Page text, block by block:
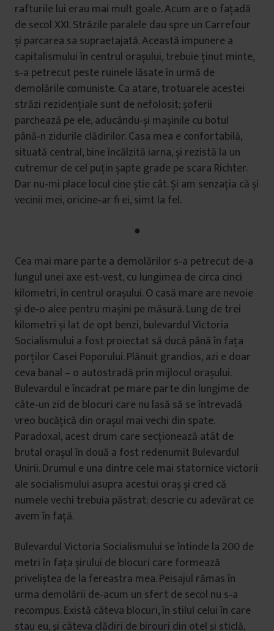
rafturile lui erau mai mult goale. Acum are o faţadă
de secol XXI. Străzile paralele dau spre un Carrefour
și parcarea sa supraetajată. Această impunere a
capitalismului în centrul orașului, trebuie ţinut minte,
s‑a petrecut peste ruinele lăsate în urmă de
demolările comuniste. Ca atare, trotuarele acestei
străzi rezidenţiale sunt de nefolosit; șoferii
parchează pe ele, aducându‑și mașinile cu botul
până‑n zidurile clădirilor. Casa mea e confortabilă,
situată central, bine încălzită iarna, și rezistă la un
cutremur de cel puţin șapte grade pe scara Richter.
Dar nu‑mi place locul cine știe cât. Și am senzaţia că și
vecinii mei, oricine‑ar fi ei, simt la fel.
●
Cea mai mare parte a demolărilor s‑a petrecut de‑a
lungul unei axe est‑vest, cu lungimea de circa cinci
kilometri, în centrul orașului. O casă mare are nevoie
și de‑o alee pentru mașini pe măsură. Lung de trei
kilometri și lat de opt benzi, bulevardul Victoria
Socialismului a fost proiectat să ducă până în faţa
porţilor Casei Poporului. Plănuit grandios, azi e doar
ceva banal – o autostradă prin mijlocul orașului.
Bulevardul e încadrat pe mare parte din lungime de
câte‑un zid de blocuri care nu lasă să se întrevadă
vreo bucăţică din orașul mai vechi din spate.
Paradoxal, acest drum care secţionează atât de
brutal orașul în două a fost redenumit Bulevardul
Unirii. Drumul e una dintre cele mai statornice victorii
ale socialismului asupra acestui oraș și cred că
numele vechi trebuia păstrat; descrie cu adevărat ce
avem în faţă.
Bulevardul Victoria Socialismului se întinde la 200 de
metri în faţa șirului de blocuri care formează
priveliștea de la fereastra mea. Peisajul rămas în
urma demolării de‑acum un sfert de secol nu s‑a
recompus. Există câteva blocuri, în stilul celui în care
stau eu, și câteva clădiri de birouri din oţel și sticlă,